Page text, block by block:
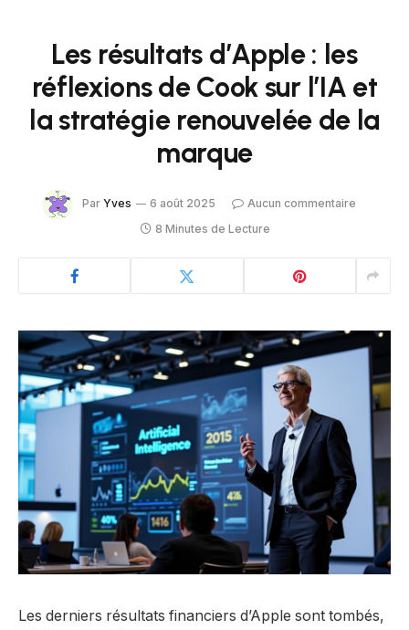
Les résultats d’Apple : les
réflexions de Cook sur l’IA et
la stratégie renouvelée de la
marque
Par Yves 6 août 2025
Aucun commentaire
8 Minutes de Lecture
Les derniers résultats financiers d’Apple sont tombés,